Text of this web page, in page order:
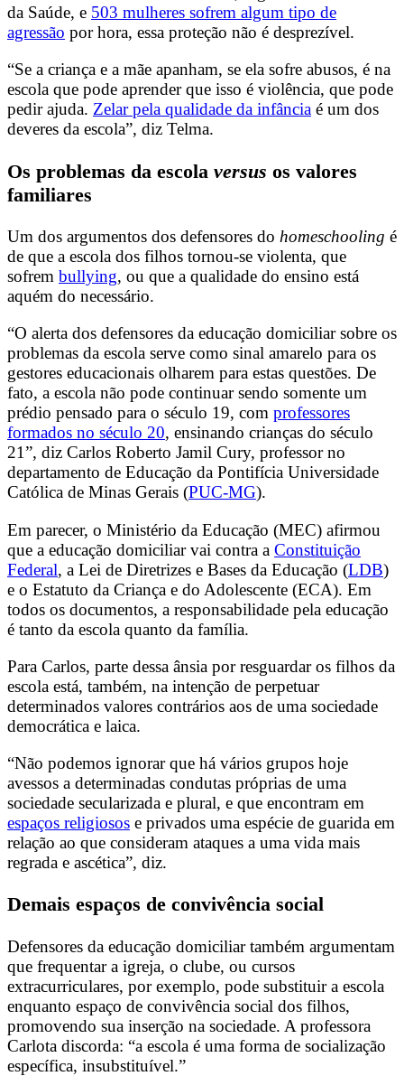
da Saúde, e 503 mulheres sofrem algum tipo de
agressão por hora, essa proteção não é desprezível.
“Se a criança e a mãe apanham, se ela sofre abusos, é na
escola que pode aprender que isso é violência, que pode
pedir ajuda. Zelar pela qualidade da infância é um dos
deveres da escola”, diz Telma.
Os problemas da escola versus os valores
familiares
Um dos argumentos dos defensores do homeschooling é
de que a escola dos filhos tornou-se violenta, que
sofrem bullying, ou que a qualidade do ensino está
aquém do necessário.
“O alerta dos defensores da educação domiciliar sobre os
problemas da escola serve como sinal amarelo para os
gestores educacionais olharem para estas questões. De
fato, a escola não pode continuar sendo somente um
prédio pensado para o século 19, com professores
formados no século 20, ensinando crianças do século
21”, diz Carlos Roberto Jamil Cury, professor no
departamento de Educação da Pontifícia Universidade
Católica de Minas Gerais (PUC-MG).
Em parecer, o Ministério da Educação (MEC) afirmou
que a educação domiciliar vai contra a Constituição
Federal, a Lei de Diretrizes e Bases da Educação (LDB)
e o Estatuto da Criança e do Adolescente (ECA). Em
todos os documentos, a responsabilidade pela educação
é tanto da escola quanto da família.
Para Carlos, parte dessa ânsia por resguardar os filhos da
escola está, também, na intenção de perpetuar
determinados valores contrários aos de uma sociedade
democrática e laica.
“Não podemos ignorar que há vários grupos hoje
avessos a determinadas condutas próprias de uma
sociedade secularizada e plural, e que encontram em
espaços religiosos e privados uma espécie de guarida em
relação ao que consideram ataques a uma vida mais
regrada e ascética”, diz.
Demais espaços de convivência social
Defensores da educação domiciliar também argumentam
que frequentar a igreja, o clube, ou cursos
extracurriculares, por exemplo, pode substituir a escola
enquanto espaço de convivência social dos filhos,
promovendo sua inserção na sociedade. A professora
Carlota discorda: “a escola é uma forma de socialização
específica, insubstituível.”